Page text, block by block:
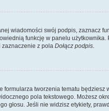
wiadomości swój podpis, zaznacz
funkcję w panelu użytkownika.
z pola Dołącz podpis
tworzenia tematu będziesz
pola tekstowego. Możesz
głosu. Jeśli nie widzisz etykiety,